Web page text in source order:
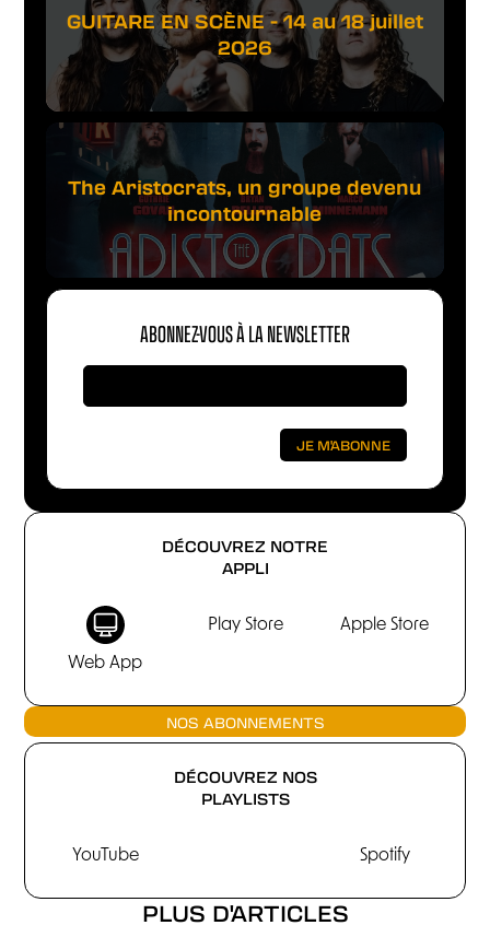
DÉCOUVREZ NOTRE
APPLI
Web App
Play Store Apple Store
NOS ABONNEMENTS
DÉCOUVREZ NOS
PLAYLISTS
YouTube Spotify
GUITARE EN SCÈNE - 14 au 18 juillet
2026
The Aristocrats, un groupe devenu
incontournable
ABONNEZ-VOUS À LA NEWSLETTER
PLUS D'ARTICLES